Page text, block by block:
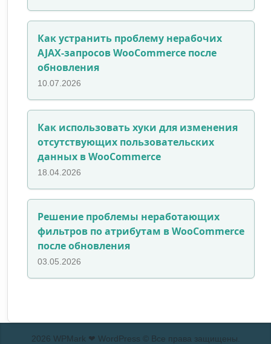
Как устранить проблему нерабочих
AJAX-запросов WooCommerce после
обновления
10.07.2026
Как использовать хуки для изменения
отсутствующих пользовательских
данных в WooCommerce
18.04.2026
Решение проблемы неработающих
фильтров по атрибутам в WooCommerce
после обновления
03.05.2026
2026 WPMark ❤ WordPress © Все права защищены.